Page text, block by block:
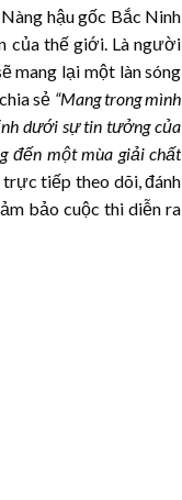
hậu gốc Bắc Ninh
của thế giới. Là người
mang lại một làn sóng
sẻ “Mang trong mình
dưới sự tin tưởng của
đến một mùa giải chất
tiếp theo dõi, đánh
bảo cuộc thi diễn ra